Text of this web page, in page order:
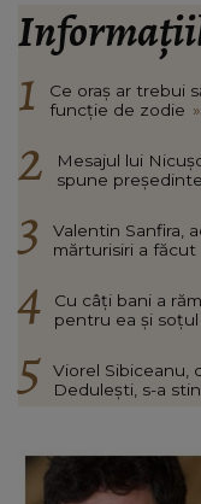
Ce oraș ar trebui
funcție de zodie »
Mesajul lui
spune
Valentin Sanfira,
mărturisiri a făcut
Cu câți bani a
pentru ea și soțul
Viorel Sibiceanu,
Dedulești, s-a